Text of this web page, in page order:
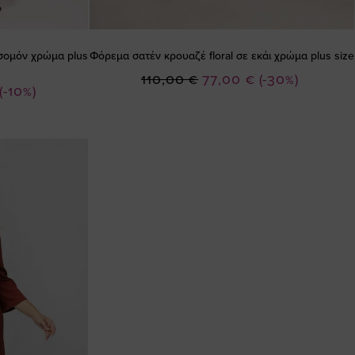
χρώμα plus
(-10%)
Φόρεμα σατέν κρουαζέ floral σε εκάι χρώμα plus size
(-30%)
Ειδική
77,00 €
110,00 €